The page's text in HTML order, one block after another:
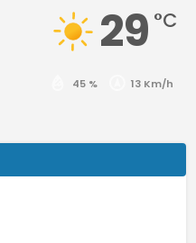
29 °C
45 % 13 Km/h